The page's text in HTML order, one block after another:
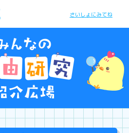
さいしょにみてね